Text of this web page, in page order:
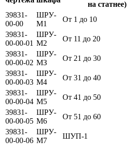
на статнее)
39831-
00-00
ШРУ-
М1
От 1 до 10
39831-
00-00-01
ШРУ-
М2
От 11 до 20
39831-
00-00-02
ШРУ-
МЗ
От 21 до 30
39831-
00-00-03
ШРУ-
М4
От 31 до 40
39831-
00-00-04
ШРУ-
М5
От 41 до 50
39831-
00-00-05
ШРУ-
М6
От 51 до 60
39831-
00-00-06
ШРУ-
М7
ШУП-1